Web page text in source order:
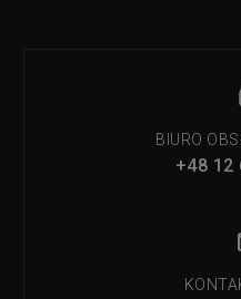
BIURO
+48 12